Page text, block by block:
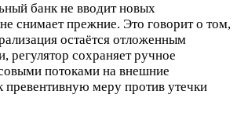
банк не вводит новых
снимает прежние. Это говорит о том,
остаётся отложенным
регулятор сохраняет ручное
потоками на внешние
меру против утечки